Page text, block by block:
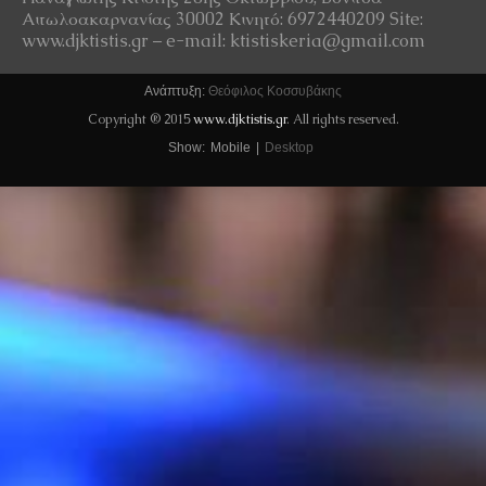
Αιτωλοακαρνανίας 30002 Κινητό: 6972440209 Site:
www.djktistis.gr – e-mail: ktistiskeria@gmail.com
Ανάπτυξη: Θεόφιλος Κοσσυβάκης
Copyright ® 2015www.djktistis.gr. All rights reserved.
Show: Mobile Desktop